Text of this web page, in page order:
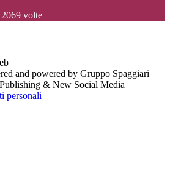
2069 volte
and powered by Gruppo Spaggiari
& New Social Media
personali